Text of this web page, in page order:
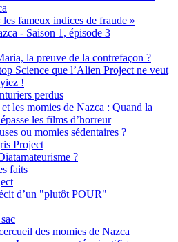
fameux indices de fraude »
- Saison 1, épisode 3
la preuve de la contrefaçon ?
Science que l’Alien Project ne veut
!
perdus
les momies de Nazca : Quand la
les films d’horreur
ou momies sédentaires ?
Project
?
faits
d’un "plutôt POUR"
des momies de Nazca